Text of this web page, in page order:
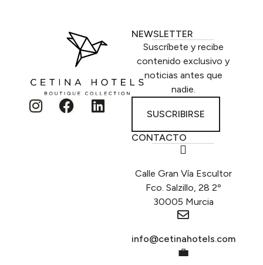
NEWSLETTER
Suscríbete y recibe
contenido exclusivo y
noticias antes que
nadie.
SUSCRIBIRSE
CONTACTO
Calle Gran Vía Escultor
Fco. Salzillo, 28 2º
30005 Murcia
info@cetinahotels.com